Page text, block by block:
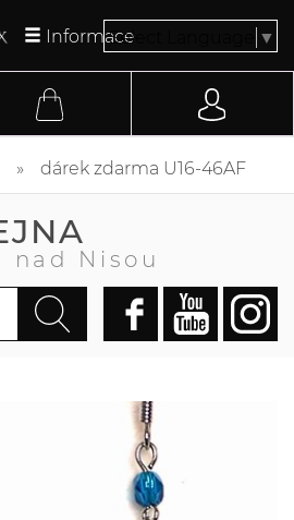
InformaceSelect Language ▼
dárek zdarma U16-46AF
nad Nisou